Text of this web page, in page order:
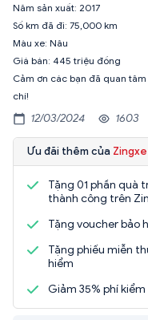
Năm sản xuất: 2017
Số km đã đi: 75,000 km
Màu xe: Nâu
Giá bán: 445 triệu đồng
Cảm ơn các bạn đã quan
chí!
12/03/2024 1603
Ưu đãi thêm của Zingxe
Tặng 01 phần quà
thành công trên
Tặng voucher bảo
Tặng phiếu miễn
hiểm
Giảm 35% phí